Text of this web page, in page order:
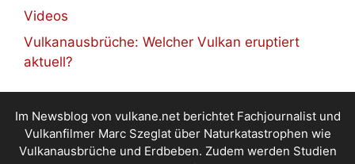
Videos
Vulkanausbrüche: Welcher Vulkan eruptiert
aktuell?
Im Newsblog von vulkane.net berichtet Fachjournalist und
Vulkanfilmer Marc Szeglat über Naturkatastrophen wie
Vulkanausbrüche und Erdbeben. Zudem werden Studien